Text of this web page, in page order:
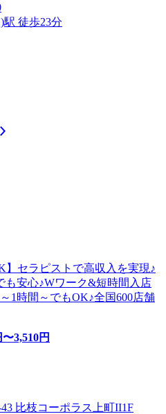
駅 徒歩23分
】セラピストで高収入を実現♪
も安心♪Wワーク&短時間入店
1時間～でもOK♪全国600店舗
〜3,510円
比枝コーポラス上町II1F